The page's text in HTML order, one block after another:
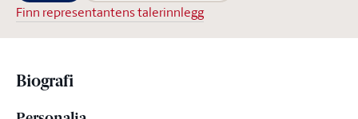
Finn representantens talerinnlegg
Biografi